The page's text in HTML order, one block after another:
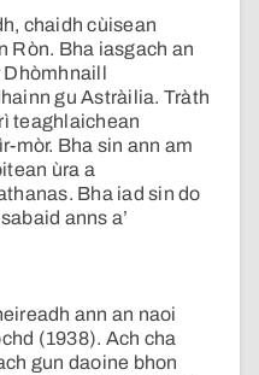
chaidh cùisean
Ròn. Bha iasgach an
Dhòmhnaill
gu Astràilia. Tràth
teaghlaichean
mòr. Bha sin ann am
ùra a
Bha iad sin do
anns a’
ann an naoi
(1938). Ach cha
gun daoine bhon